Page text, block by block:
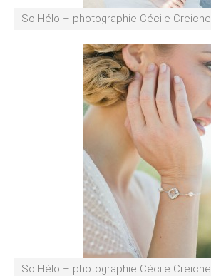
So Hélo – photographie Cécile Creiche
So Hélo – photographie Cécile Creiche